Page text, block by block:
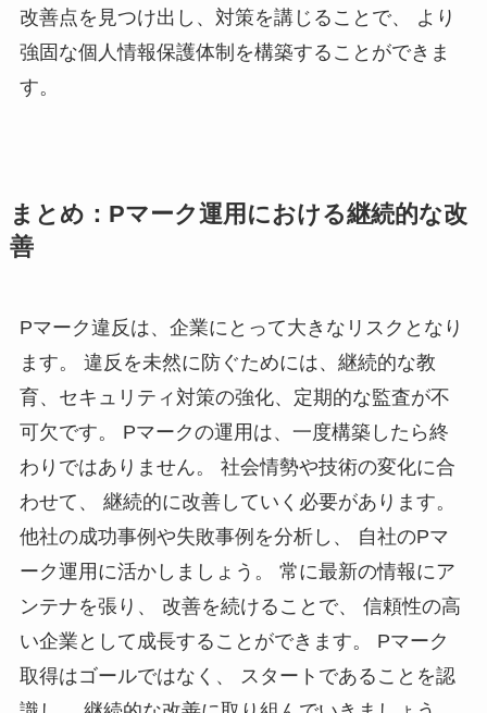
改善点を見つけ出し、対策を講じることで、 より
強固な個人情報保護体制を構築することができま
す。
まとめ：Pマーク運用における継続的な改
善
Pマーク違反は、企業にとって大きなリスクとなり
ます。 違反を未然に防ぐためには、継続的な教
育、セキュリティ対策の強化、定期的な監査が不
可欠です。 Pマークの運用は、一度構築したら終
わりではありません。 社会情勢や技術の変化に合
わせて、 継続的に改善していく必要があります。
他社の成功事例や失敗事例を分析し、 自社のPマ
ーク運用に活かしましょう。 常に最新の情報にア
ンテナを張り、 改善を続けることで、 信頼性の高
い企業として成長することができます。 Pマーク
取得はゴールではなく、 スタートであることを認